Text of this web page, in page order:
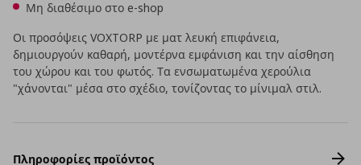
Μη διαθέσιμο στο e-shop
Οι προσόψεις VOXTORP με ματ λευκή επιφάνεια,
δημιουργούν καθαρή, μοντέρνα εμφάνιση και την αίσθηση
του χώρου και του φωτός. Τα ενσωματωμένα χερούλια
"χάνονται" μέσα στο σχέδιο, τονίζοντας το μίνιμαλ στιλ.
Πληροφορίες προϊόντος